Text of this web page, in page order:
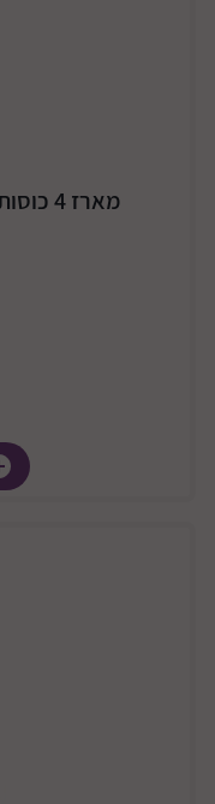
מארז 4 כוסות שתיה 237 מל דגם Multi